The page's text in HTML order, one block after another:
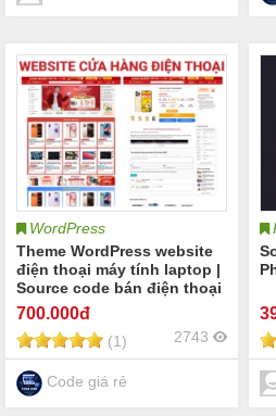
WordPress
Theme WordPress website
điện thoại máy tính laptop |
Source code bán điện thoại
máy tính laptop phụ kiện |
Shop điện thoại máy tính
fpt shop điện thoại laptop
cellphones
700.000đ
(1) 2743
Code giá rẻ